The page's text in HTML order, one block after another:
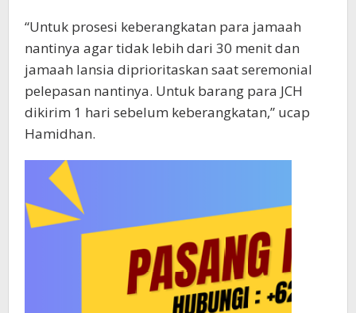
“Untuk prosesi keberangkatan para jamaah
nantinya agar tidak lebih dari 30 menit dan
jamaah lansia diprioritaskan saat seremonial
pelepasan nantinya. Untuk barang para JCH
dikirim 1 hari sebelum keberangkatan,” ucap
Hamidhan.